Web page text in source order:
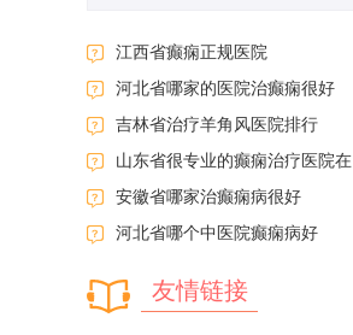
江西省癫痫正规医院
河北省哪家的医院治癫痫很好
吉林省治疗羊角风医院排行
山东省很专业的癫痫治疗医院在
安徽省哪家治癫痫病很好
河北省哪个中医院癫痫病好
友情链接